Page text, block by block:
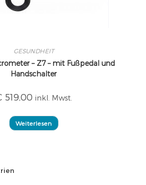
GESUNDHEIT
– Z7 – mit Fußpedal und
Handschalter
519,00 inkl. Mwst.
Weiterlesen